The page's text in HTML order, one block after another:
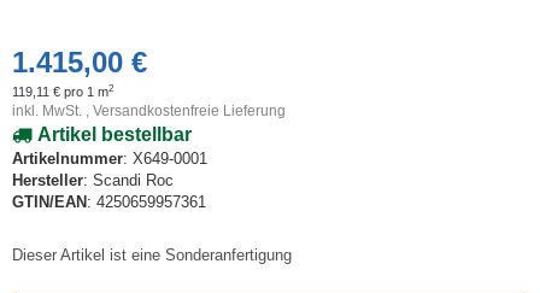
1.415,00 €
119,11 € pro 1 m2
inkl. MwSt. , Versandkostenfreie Lieferung
Artikel bestellbar
Artikelnummer: X649-0001
Hersteller: Scandi Roc
GTIN/EAN : 4250659957361
Dieser Artikel ist eine Sonderanfertigung